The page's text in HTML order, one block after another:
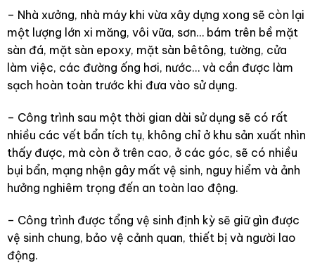
– Nhà xưởng, nhà máy khi vừa xây dựng xong sẽ còn lại
một lượng lớn xi măng, vôi vữa, sơn… bám trên bề mặt
sàn đá, mặt sàn epoxy, mặt sàn bêtông, tường, cửa
làm việc, các đường ống hơi, nước… và cần được làm
sạch hoàn toàn trước khi đưa vào sử dụng.
– Công trình sau một thời gian dài sử dụng sẽ có rất
nhiều các vết bẩn tích tụ, không chỉ ở khu sản xuất nhìn
thấy được, mà còn ở trên cao, ở các góc, sẽ có nhiều
bụi bẩn, mạng nhện gây mất vệ sinh, nguy hiểm và ảnh
hưởng nghiêm trọng đến an toàn lao động.
– Công trình được tổng vệ sinh định kỳ sẽ giữ gìn được
vệ sinh chung, bảo vệ cảnh quan, thiết bị và người lao
động.